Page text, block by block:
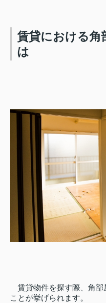
賃貸における角
は
賃貸物件を探す際、角部
ことが挙げられます。